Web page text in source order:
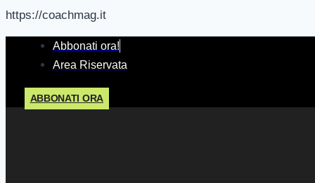
https://coachmag.it
Salta
contenuto
Abbonati ora!
Area Riservata
ABBONATI ORA